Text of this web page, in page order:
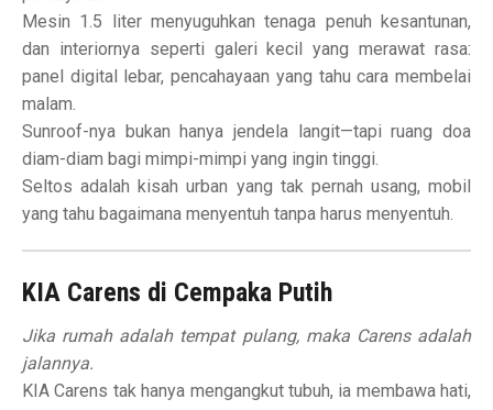
Mesin 1.5 liter menyuguhkan tenaga penuh kesantunan,
dan interiornya seperti galeri kecil yang merawat rasa:
panel digital lebar, pencahayaan yang tahu cara membelai
malam.
Sunroof-nya bukan hanya jendela langit—tapi ruang doa
diam-diam bagi mimpi-mimpi yang ingin tinggi.
Seltos adalah kisah urban yang tak pernah usang, mobil
yang tahu bagaimana menyentuh tanpa harus menyentuh.
KIA Carens di Cempaka Putih
Jika rumah adalah tempat pulang, maka Carens adalah
jalannya.
KIA Carens tak hanya mengangkut tubuh, ia membawa hati,